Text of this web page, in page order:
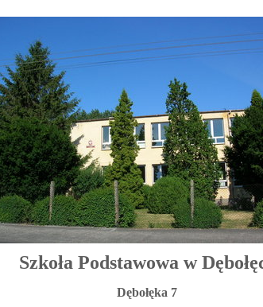
Szkoła Podstawowa w
Dębołęka 7